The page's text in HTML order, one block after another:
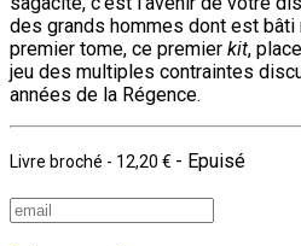
des grands hommes dont est bâti
premier tome, ce premier kit,
jeu des multiples contraintes
années de la Régence.
Livre broché - 12,20 € - Epuisé